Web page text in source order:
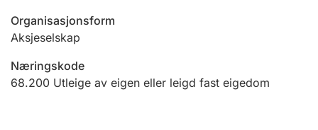
Ektepaktrettleiaren
Andre tema
Organisasjonsform
Aksjeselskap
Næringskode
68.200 Utleige av eigen eller leigd fast eigedom